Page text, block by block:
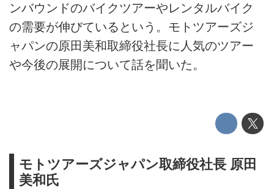
ンバウンドのバイクツアーやレンタルバイク
の需要が伸びているという。モトツアーズジ
ャパンの原田美和取締役社長に人気のツアー
や今後の展開について話を聞いた。
モトツアーズジャパン取締役社長 原田
美和氏